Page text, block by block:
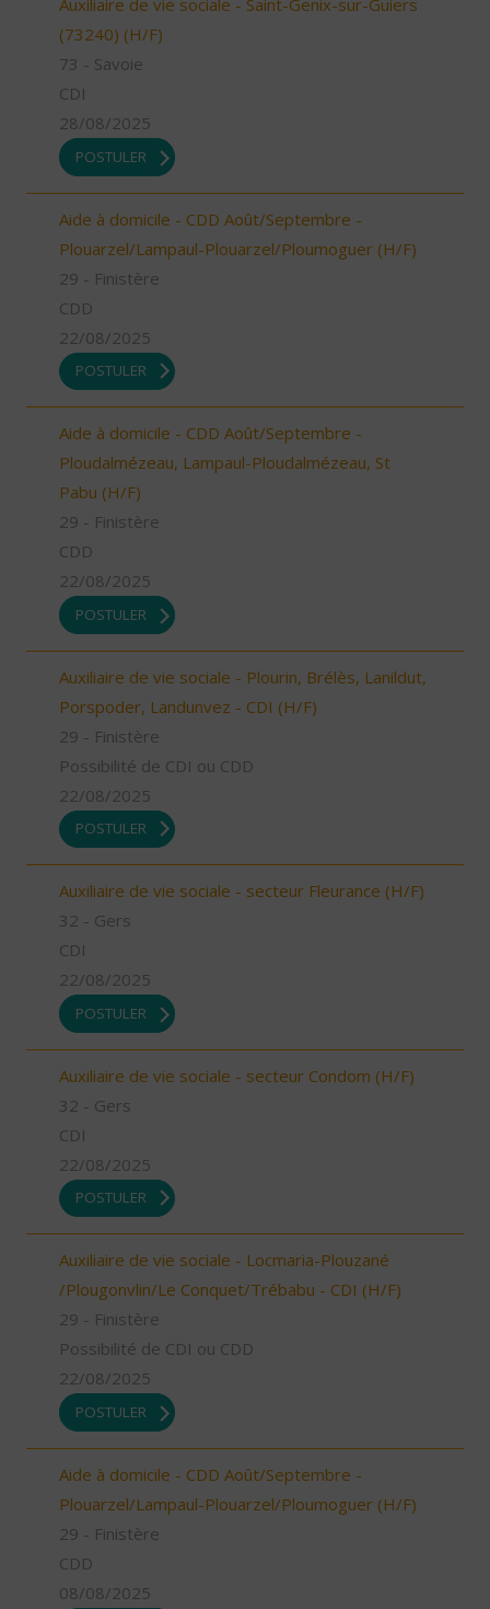
Auxiliaire de vie sociale - Saint-Genix-sur-Guiers
(73240) (H/F)
73 - Savoie
CDI
28/08/2025
POSTULER
Aide à domicile - CDD Août/Septembre -
Plouarzel/Lampaul-Plouarzel/Ploumoguer (H/F)
29 - Finistère
CDD
22/08/2025
POSTULER
Aide à domicile - CDD Août/Septembre -
Ploudalmézeau, Lampaul-Ploudalmézeau, St
Pabu (H/F)
29 - Finistère
CDD
22/08/2025
POSTULER
Auxiliaire de vie sociale - Plourin, Brélès, Lanildut,
Porspoder, Landunvez - CDI (H/F)
29 - Finistère
Possibilité de CDI ou CDD
22/08/2025
POSTULER
Auxiliaire de vie sociale - secteur Fleurance (H/F)
32 - Gers
CDI
22/08/2025
POSTULER
Auxiliaire de vie sociale - secteur Condom (H/F)
32 - Gers
CDI
22/08/2025
POSTULER
Auxiliaire de vie sociale - Locmaria-Plouzané
/Plougonvlin/Le Conquet/Trébabu - CDI (H/F)
29 - Finistère
Possibilité de CDI ou CDD
22/08/2025
POSTULER
Aide à domicile - CDD Août/Septembre -
Plouarzel/Lampaul-Plouarzel/Ploumoguer (H/F)
29 - Finistère
CDD
08/08/2025